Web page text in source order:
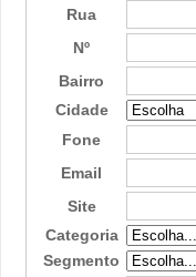
Rua
Nº
Bairro
Cidade
Fone
Email
Site
Categoria
Segmento